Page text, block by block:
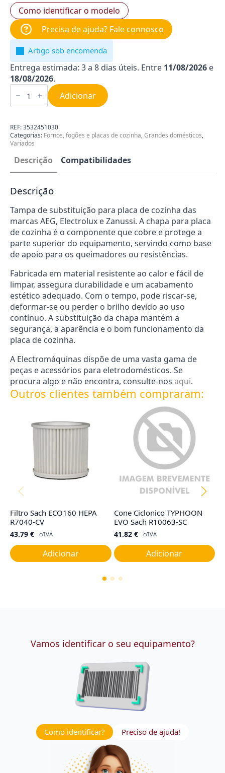
Como identificar o modelo
Precisa de ajuda? Fale connosco
Artigo sob encomenda
Entrega estimada: 3 a 8 dias úteis. Entre 11/08/2026 e
18/08/2026.
Quantidade
de
para
de
Cozinha
AEG
3532451030
Adicionar
REF:3532451030
Categorias: Fornos, fogões e placas de cozinha,Grandes domésticos,
Variados
Descrição Compatibilidades
Descrição
Tampa de substituição para placa de cozinha das
marcas AEG, Electrolux e Zanussi. A chapa para placa
de cozinha é o componente que cobre e protege a
parte superior do equipamento, servindo como base
de apoio para os queimadores ou resistências.
Fabricada em material resistente ao calor e fácil de
limpar, assegura durabilidade e um acabamento
estético adequado. Com o tempo, pode riscar-se,
deformar-se ou perder o brilho devido ao uso
contínuo. A substituição da chapa mantém a
segurança, a aparência e o bom funcionamento da
placa de cozinha.
A Electromáquinas dispõe de uma vasta gama de
peças e acessórios para eletrodomésticos. Se
procura algo e não encontra, consulte-nos aqui.
Outros clientes também compraram:
Filtro Sach ECO160 HEPA
R7040-CV
43.79 € c/IVA
Adicionar
Cone Ciclonico TYPHOON
EVO Sach R10063-SC
41.82 € c/IVA
Adicionar
Vamos identificar o seu equipamento?
Como identificar? Preciso de ajuda!